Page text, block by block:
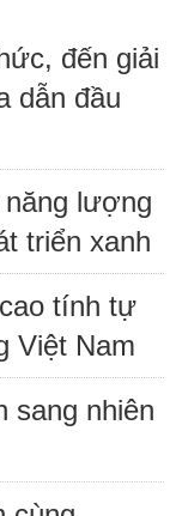
đến giải
dẫn đầu
năng lượng
triển xanh
tính tự
Việt Nam
sang nhiên